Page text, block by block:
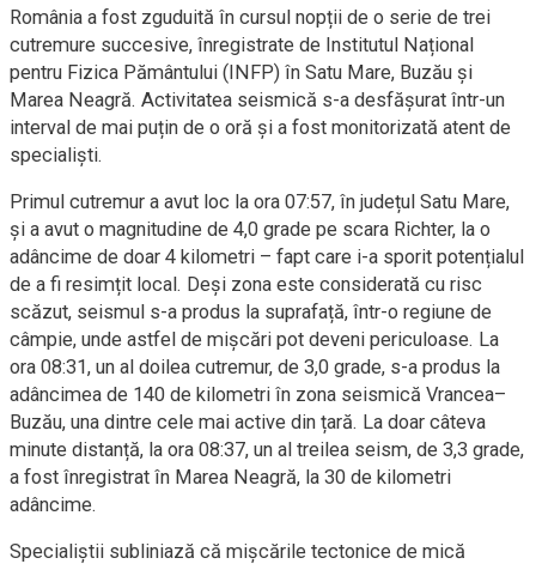
România a fost zguduită în cursul nopții de o serie de trei
cutremure succesive, înregistrate de Institutul Național
pentru Fizica Pământului (INFP) în Satu Mare, Buzău și
Marea Neagră. Activitatea seismică s-a desfășurat într-un
interval de mai puțin de o oră și a fost monitorizată atent de
specialiști.
Primul cutremur a avut loc la ora 07:57, în județul Satu Mare,
și a avut o magnitudine de 4,0 grade pe scara Richter, la o
adâncime de doar 4 kilometri – fapt care i-a sporit potențialul
de a fi resimțit local. Deși zona este considerată cu risc
scăzut, seismul s-a produs la suprafață, într-o regiune de
câmpie, unde astfel de mișcări pot deveni periculoase. La
ora 08:31, un al doilea cutremur, de 3,0 grade, s-a produs la
adâncimea de 140 de kilometri în zona seismică Vrancea–
Buzău, una dintre cele mai active din țară. La doar câteva
minute distanță, la ora 08:37, un al treilea seism, de 3,3 grade,
a fost înregistrat în Marea Neagră, la 30 de kilometri
adâncime.
Specialiștii subliniază că mișcările tectonice de mică